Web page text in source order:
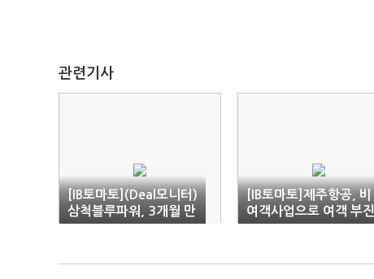
관련기사
[IB토마토](Deal모니터)
삼척블루파워, 3개월 만
에 다시 회사채 발행
[IB토마토]제주항공, 비
여객사업으로 여객 부진
메우나